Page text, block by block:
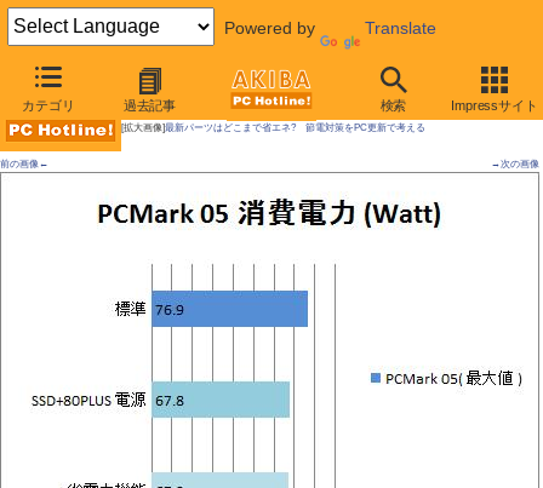
Powered by Translate
カテゴリ 過去記事 検索 Impressサイト
AKIBA PC Hotline!
[拡大画像]最新パーツはどこまで省エネ? 節電対策をPC更新で考える
前の画像← →次の画像